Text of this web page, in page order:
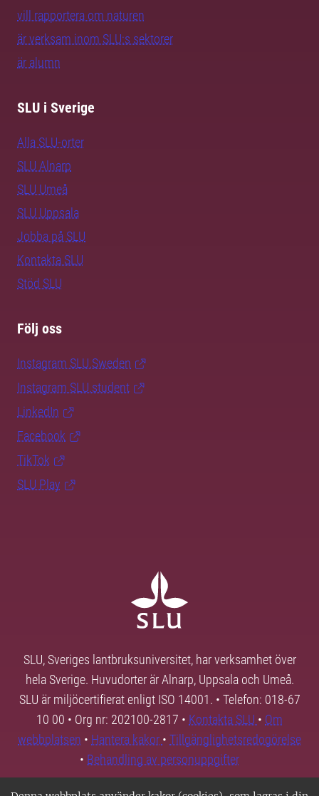
vill rapportera om naturen
är verksam inom SLU:s sektorer
är alumn
SLU i Sverige
Alla SLU-orter
SLU Alnarp
SLU Umeå
SLU Uppsala
Jobba på SLU
Kontakta SLU
Stöd SLU
Följ oss
Instagram SLU.Sweden
Instagram SLU.student
LinkedIn
Facebook
TikTok
SLU Play
SLU, Sveriges lantbruksuniversitet, har verksamhet över
hela Sverige. Huvudorter är Alnarp, Uppsala och Umeå.
SLU är miljöcertifierat enligt ISO 14001. • Telefon: 018-67
10 00 • Org nr: 202100-2817 • Kontakta SLU • Om
webbplatsen • Hantera kakor • Tillgänglighetsredogörelse
• Behandling av personuppgifter